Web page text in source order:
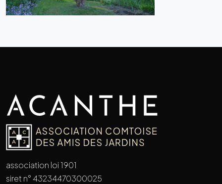
association loi 1901
siret n° 43234470300025